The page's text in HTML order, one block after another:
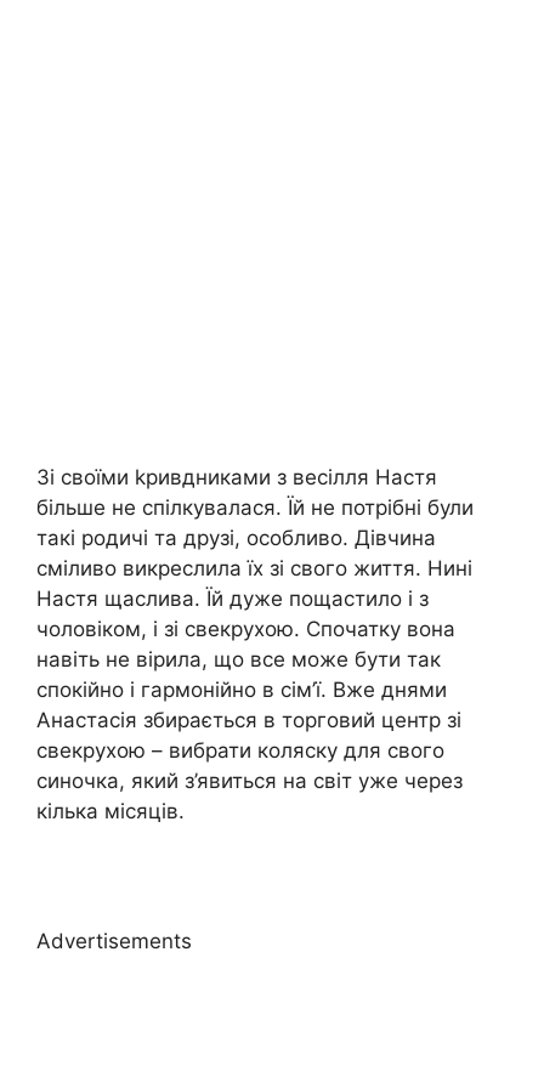
Зі своїми kривдниками з весілля Настя
більше не спілкувалася. Їй не потрібні були
такі родичі та друзі, особливо. Дівчина
сміливо викреслила їх зі свого життя. Нині
Настя щаслива. Їй дуже пощастило і з
чоловіком, і зі свекрухою. Спочатку вона
навіть не вірила, що все може бути так
спокійно і гармонійно в сім’ї. Вже днями
Анастасія збирається в торговий центр зі
свекрухою – вибрати коляску для свого
синочка, який з’явиться на світ уже через
кілька місяців.
Advertisements